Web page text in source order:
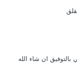
بالتوفيق ان شاء الله